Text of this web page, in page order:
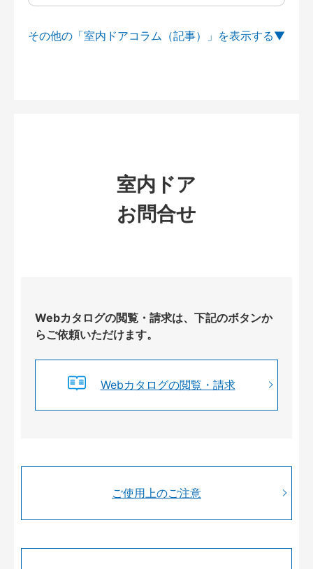
その他の「室内ドアコラム（記事）」を
室内ドア
お問合せ
Webカタログの閲覧・請求は、下記のボタンか
らご依頼いただけます。
Webカタログの閲覧・請求
ご使用上のご注意